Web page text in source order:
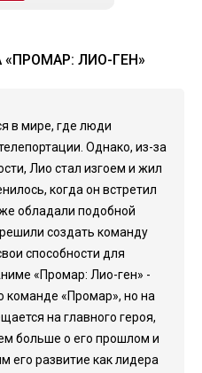
ЛИО-ГЕН»
в мире, где люди
Однако, из-за
Лио стал изгоем и жил
когда он встретил
обладали подобной
создать команду
способности для
«Промар: Лио-ген» -
команде «Промар», но на
на главного героя,
больше о его прошлом и
его развитие как лидера